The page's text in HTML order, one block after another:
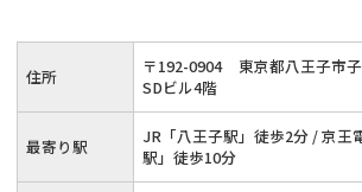
無料◆弁護士費用の分割払いにもご対応◆
慰謝料請求をサポート◆代理交渉も承りま
住所 〒192-0904
東京都八王子市
SDビル4階
最寄り駅
JR「八王子駅」徒歩2分 / 京王
駅」徒歩10分